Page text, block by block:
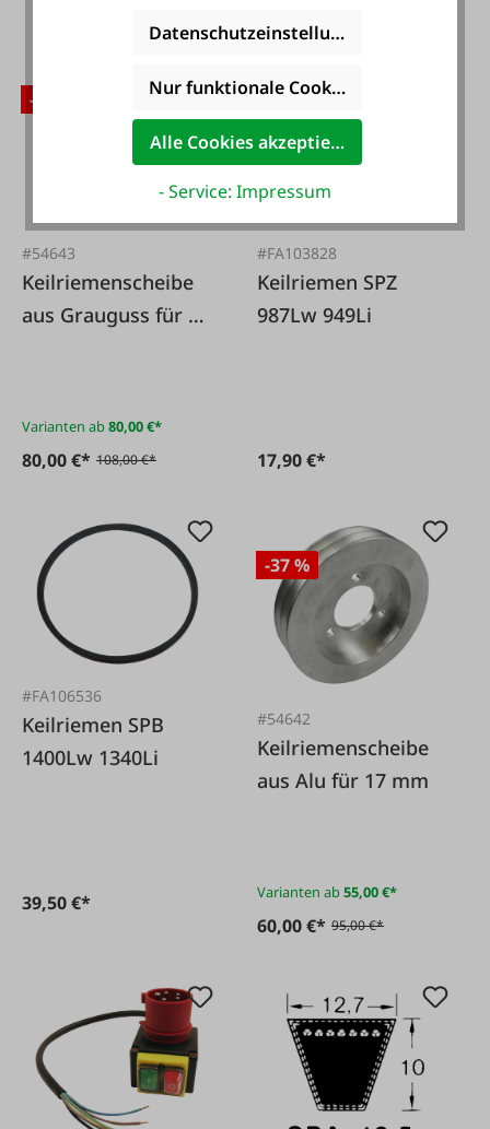
-26 %
#54643
Keilriemenscheibe
aus Grauguss für 17
Varianten ab80,00 €*
80,00 €* 108,00 €*
#FA103828
Keilriemen SPZ
987Lw 949Li
17,90 €*
#FA106536
Keilriemen SPB
1400Lw 1340Li
39,50 €*
-37 %
#54642
Keilriemenscheibe
aus Alu für 17 mm
Varianten ab55,00 €*
60,00 €* 95,00 €*
Datenschutzeinstellungen
Nur funktionale Cookies akzeptieren
Alle Cookies akzeptieren
- Service: Impressum